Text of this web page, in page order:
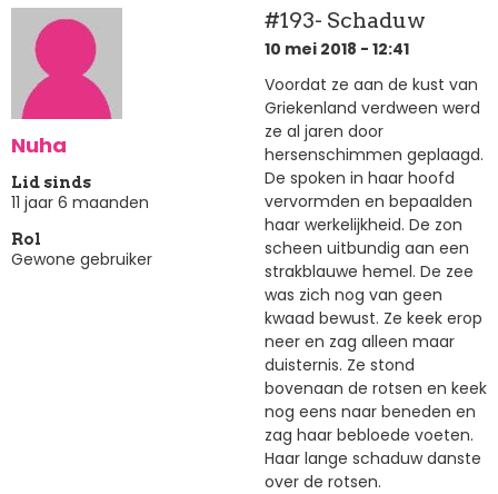
here:
Nuha
Lid sinds
11 jaar 6 maanden
Rol
Gewone gebruiker
#193- Schaduw
10 mei 2018 - 12:41
Voordat ze aan de kust van
Griekenland verdween werd
ze al jaren door
hersenschimmen geplaagd.
De spoken in haar hoofd
vervormden en bepaalden
haar werkelijkheid. De zon
scheen uitbundig aan een
strakblauwe hemel. De zee
was zich nog van geen
kwaad bewust. Ze keek erop
neer en zag alleen maar
duisternis. Ze stond
bovenaan de rotsen en keek
nog eens naar beneden en
zag haar bebloede voeten.
Haar lange schaduw danste
over de rotsen.